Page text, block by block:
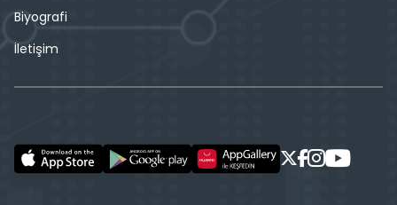
Biyografi
İletişim